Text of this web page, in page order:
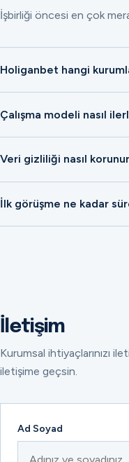
İşbirliği öncesi en çok
Holiganbet hangi
Çalışma modeli nasıl
Veri gizliliği nasıl
İlk görüşme ne kadar
İletişim
Kurumsal ihtiyaçlarınızı
iletişime geçsin.
Ad Soyad